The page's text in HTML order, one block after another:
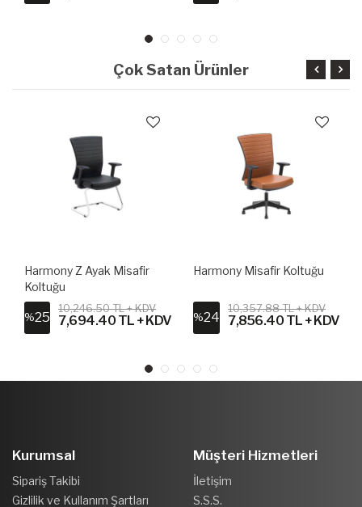
Çok Satan Ürünler
Harmony Z Ayak Misafir
Koltuğu
%25
10,246.50 TL + KDV
7,694.40 TL + KDV
Harmony Misafir Koltuğu
%24
10,357.88 TL + KDV
7,856.40 TL + KDV
Kurumsal
Sipariş Takibi
Gizlilik ve Kullanım Şartları
Müşteri Hizmetleri
İletişim
S.S.S.